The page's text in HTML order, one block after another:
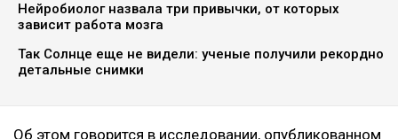
Нейробиолог назвала три привычки, от которых
зависит работа мозга
Так Солнце еще не видели: ученые получили рекордно
детальные снимки
Об этом говорится в исследовании, опубликованном